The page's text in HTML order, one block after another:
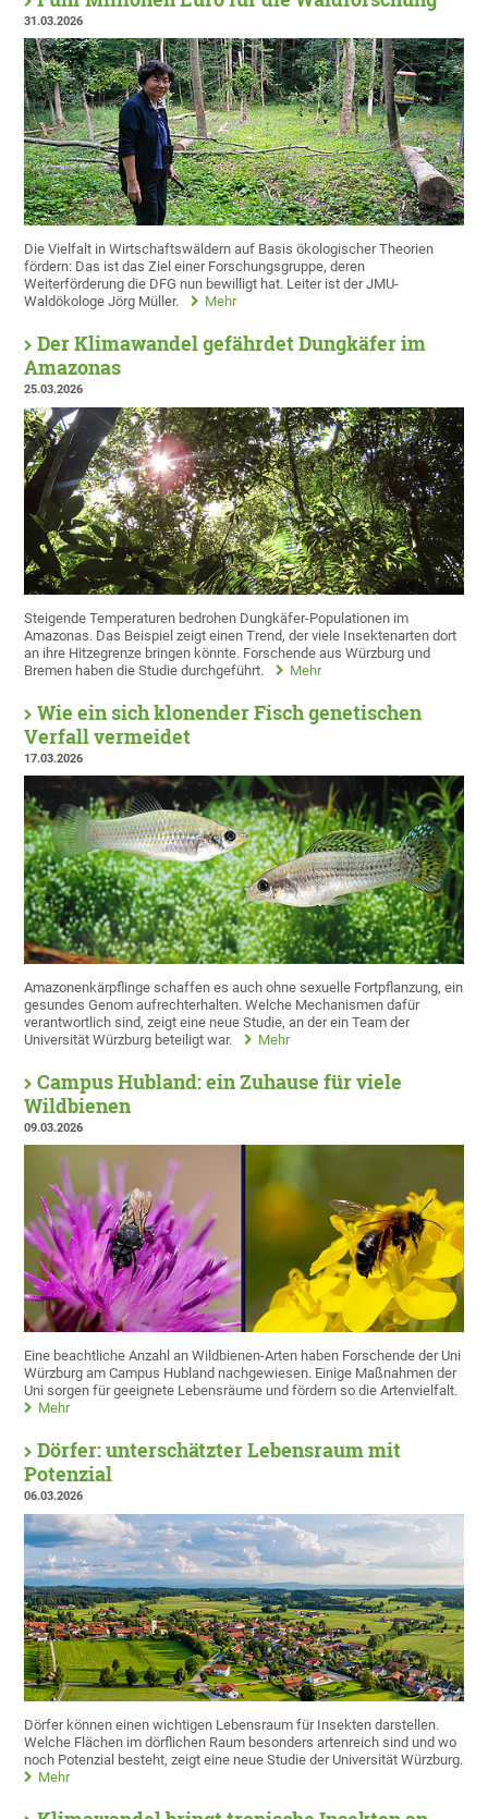
31.03.2026
Die Vielfalt in Wirtschaftswäldern auf Basis ökologischer Theorien
fördern: Das ist das Ziel einer Forschungsgruppe, deren
Weiterförderung die DFG nun bewilligt hat. Leiter ist der JMU-
Waldökologe Jörg Müller.
Mehr
Der Klimawandel gefährdet Dungkäfer im
Amazonas
25.03.2026
Steigende Temperaturen bedrohen Dungkäfer-Populationen im
Amazonas. Das Beispiel zeigt einen Trend, der viele Insektenarten dort
an ihre Hitzegrenze bringen könnte. Forschende aus Würzburg und
Bremen haben die Studie durchgeführt.
Mehr
Wie ein sich klonender Fisch genetischen
Verfall vermeidet
17.03.2026
Amazonenkärpflinge schaffen es auch ohne sexuelle Fortpflanzung, ein
gesundes Genom aufrechterhalten. Welche Mechanismen dafür
verantwortlich sind, zeigt eine neue Studie, an der ein Team der
Universität Würzburg beteiligt war.
Mehr
Campus Hubland: ein Zuhause für viele
Wildbienen
09.03.2026
Eine beachtliche Anzahl an Wildbienen-Arten haben Forschende der Uni
Würzburg am Campus Hubland nachgewiesen. Einige Maßnahmen der
Uni sorgen für geeignete Lebensräume und fördern so die Artenvielfalt.
Mehr
Dörfer: unterschätzter Lebensraum mit
Potenzial
06.03.2026
Dörfer können einen wichtigen Lebensraum für Insekten darstellen.
Welche Flächen im dörflichen Raum besonders artenreich sind und wo
noch Potenzial besteht, zeigt eine neue Studie der Universität Würzburg.
Mehr